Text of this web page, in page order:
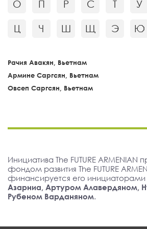
О П Р С Т У
Ц Ч Ш Щ Э Ю
Рачия Авакян, Вьетнам
Армине Саргсян, Вьетнам
Овсеп Саргсян, Вьетнам
Инициатива The FUTURE ARMENIAN
фондом развития The FUTURE
финансируется его инициаторами
Азарниа, Артуром Алавердяном,
Рубеном Варданяном.